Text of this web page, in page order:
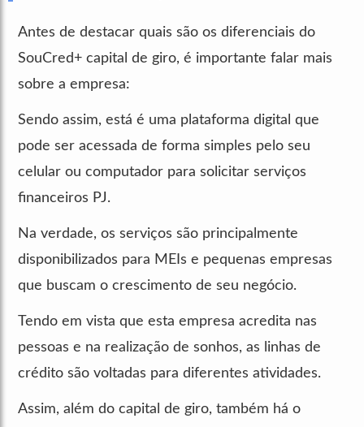
Antes de destacar quais são os diferenciais do
SouCred+ capital de giro, é importante falar mais
sobre a empresa:
Sendo assim, está é uma plataforma digital que
pode ser acessada de forma simples pelo seu
celular ou computador para solicitar serviços
financeiros PJ.
Na verdade, os serviços são principalmente
disponibilizados para MEIs e pequenas empresas
que buscam o crescimento de seu negócio.
Tendo em vista que esta empresa acredita nas
pessoas e na realização de sonhos, as linhas de
crédito são voltadas para diferentes atividades.
Assim, além do capital de giro, também há o